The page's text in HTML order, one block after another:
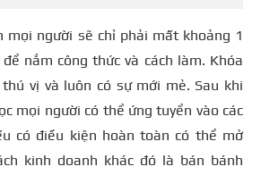
mọi người sẽ chỉ phải mất khoảng 1
nắm công thức và cách làm. Khóa
vị và luôn có sự mới mẻ. Sau khi
mọi người có thể ứng tuyển vào các
có điều kiện hoàn toàn có thể mở
kinh doanh khác đó là bán bánh